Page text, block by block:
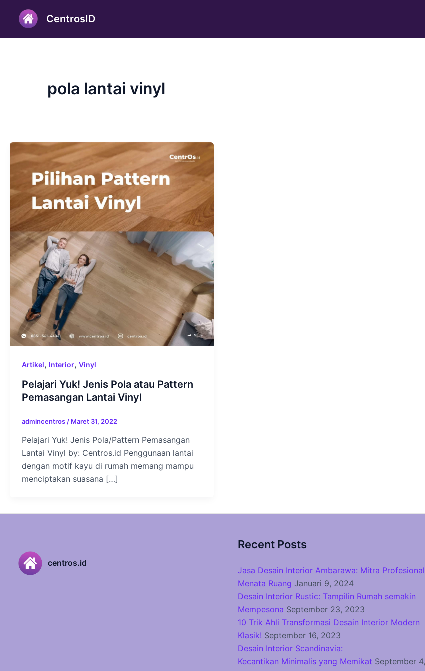
CentrosID
pola lantai vinyl
Artikel, Interior, Vinyl
Pelajari Yuk! Jenis Pola atau Pattern
Pemasangan Lantai Vinyl
admincentros / Maret 31, 2022
Pelajari Yuk! Jenis Pola/Pattern Pemasangan
Lantai Vinyl by: Centros.id Penggunaan lantai
dengan motif kayu di rumah memang mampu
menciptakan suasana […]
centros.id
Recent Posts
Jasa Desain Interior Ambarawa: Mitra Profesional
Menata Ruang Januari 9, 2024
Desain Interior Rustic: Tampilin Rumah semakin
Mempesona September 23, 2023
10 Trik Ahli Transformasi Desain Interior Modern
Klasik! September 16, 2023
Desain Interior Scandinavia:
Kecantikan Minimalis yang Memikat September 4,